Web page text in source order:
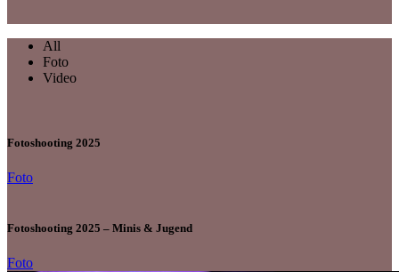
All
Foto
Video
Fotoshooting 2025
Foto
Fotoshooting 2025 – Minis & Jugend
Foto